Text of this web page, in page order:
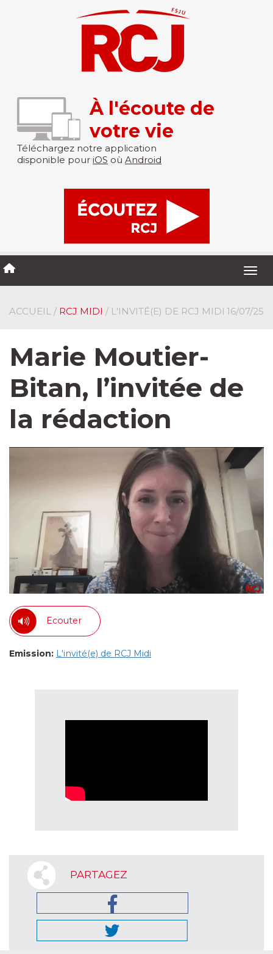
À l'écoute de
votre vie
Téléchargez notre application
disponible pour iOS où Android
ACCUEIL / RCJ MIDI / L'INVITÉ(E) DE RCJ MIDI 16/07/25
Marie Moutier-
Bitan, l’invitée de
la rédaction
Ecouter
Emission: L'invité(e) de RCJ Midi
PARTAGEZ